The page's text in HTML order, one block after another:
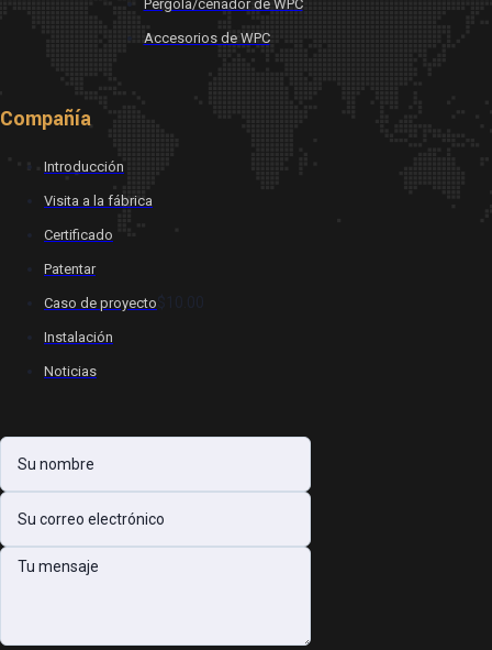
Pérgola/cenador de WPC
Accesorios de WPC
Compañía
Introducción
Visita a la fábrica
Certificado
Patentar
Caso de proyecto$10.00
Instalación
Noticias